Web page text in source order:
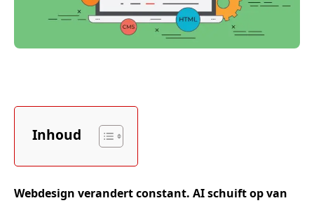
Inhoud
Webdesign verandert constant. AI schuift op van